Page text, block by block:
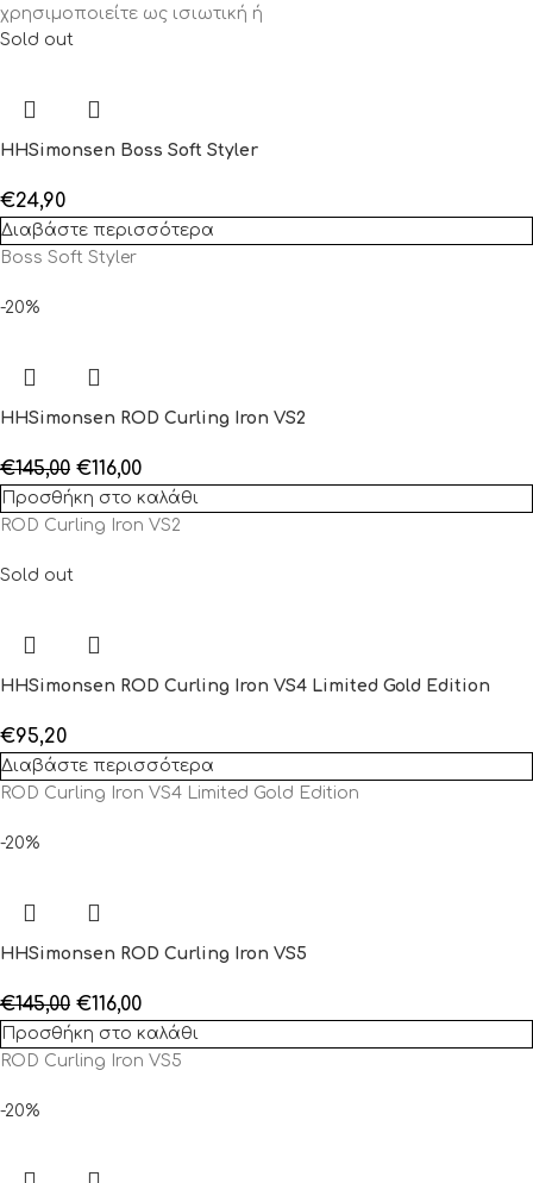
χρησιμοποιείτε ως ισιωτική ή
Sold out
HHSimonsen Boss Soft Styler
€24,90
Διαβάστε περισσότερα
Boss Soft Styler
-20%
HHSimonsen ROD Curling Iron VS2
€145,00 €116,00
Προσθήκη στο καλάθι
ROD Curling Iron VS2
Sold out
HHSimonsen ROD Curling Iron VS4 Limited Gold Edition
€95,20
Διαβάστε περισσότερα
ROD Curling Iron VS4 Limited Gold Edition
-20%
HHSimonsen ROD Curling Iron VS5
€145,00 €116,00
Προσθήκη στο καλάθι
ROD Curling Iron VS5
-20%